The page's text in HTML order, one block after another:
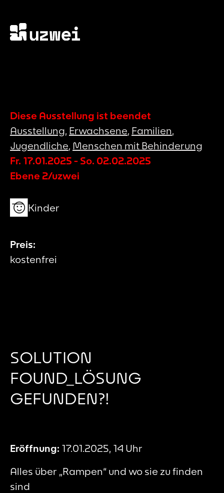
Diese Ausstellung ist beendet
Ausstellung, Erwachsene, Familien,
Jugendliche, Menschen mit Behinderung
Fr. 17.01.2025 - So. 02.02.2025
Ebene 2/uzwei
Kinder
Preis:
kostenfrei
SOLUTION
FOUND_LÖSUNG
GEFUNDEN?!
Eröffnung: 17.01.2025, 14 Uhr
Alles über „Rampen“ und wo sie zu finden
sind